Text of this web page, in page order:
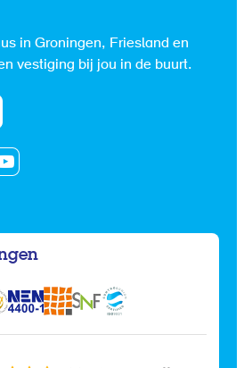
in Groningen, Friesland en
vestiging bij jou in de buurt.